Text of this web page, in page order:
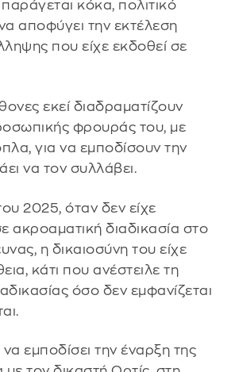
κόκα, πολιτικό
αποφύγει την εκτέλεση
που είχε εκδοθεί σε
εκεί διαδραματίζουν
φρουράς του, με
για να εμποδίσουν την
να τον συλλάβει.
2025, όταν δεν είχε
ακροαματική διαδικασία στο
η δικαιοσύνη του είχε
κάτι που ανέστειλε τη
όσο δεν εμφανίζεται
εμποδίσει την έναρξη της